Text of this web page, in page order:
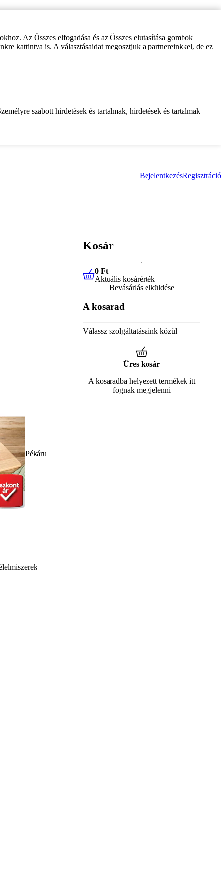
Az Összes elfogadása és az Összes elutasítása gombok
kattintva is. A választásaidat megosztjuk a partnereinkkel, de ez
szabott hirdetések és tartalmak, hirdetések és tartalmak
BejelentkezésRegisztráció
Pékáru
Kosár
0 FtAktuális kosárérték
0 Ft
Aktuális kosárérték
Bevásárlás elküldése
A kosarad
Válassz szolgáltatásaink közül
Üres kosár
A kosaradba helyezett termékek itt
fognak megjelenni